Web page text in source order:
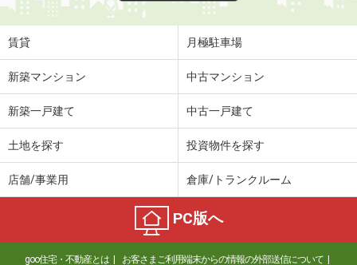
賃貸 月極駐車場
新築マンション 中古マンション
新築一戸建て 中古一戸建て
土地を探す 投資物件を探す
店舗/事業用 倉庫/トランクルーム
PC版へ
goo住宅・不動産とは お客さまご利用端末からの情報の外部送信について